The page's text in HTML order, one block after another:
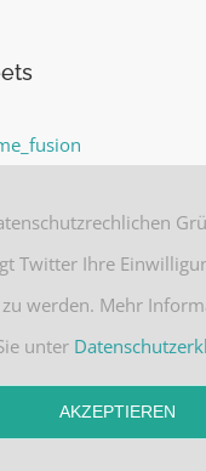
Twitter Ihre
zu werden. Mehr
unter
AKZEPTIEREN